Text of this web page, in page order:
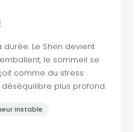
durée. Le Shen devient
le sommeil se
comme du stress
plus profond.
instable